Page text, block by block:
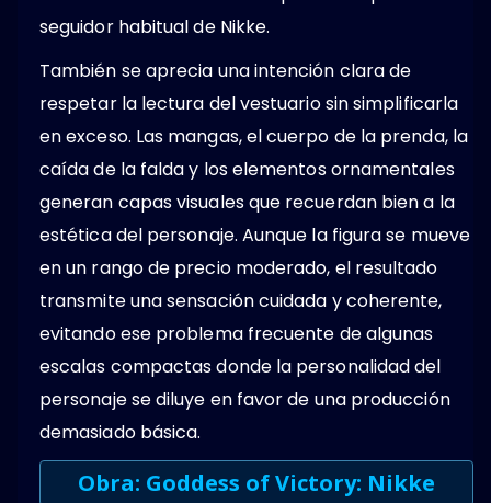
seguidor habitual de Nikke.
También se aprecia una intención clara de
respetar la lectura del vestuario sin simplificarla
en exceso. Las mangas, el cuerpo de la prenda, la
caída de la falda y los elementos ornamentales
generan capas visuales que recuerdan bien a la
estética del personaje. Aunque la figura se mueve
en un rango de precio moderado, el resultado
transmite una sensación cuidada y coherente,
evitando ese problema frecuente de algunas
escalas compactas donde la personalidad del
personaje se diluye en favor de una producción
demasiado básica.
Obra: Goddess of Victory: Nikke